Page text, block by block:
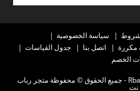
سياسة الخصوصية
مكررة اتصل بنا
جدول القياسات
الخصم
2026 - Rbab.net © All rights reserved - جميع الحقوق © محفوظة متجر رباب
نت